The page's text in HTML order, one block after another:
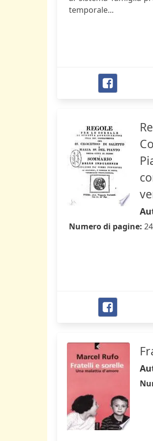
temporale...
Numero di pagine: 24